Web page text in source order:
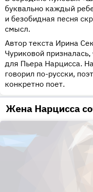
буквально каждый
и безобидная песня
смысл.
Автор текста Ирина
Чуриковой
для Пьера Нарцисса.
говорил по-русски,
конкретно поет.
Жена Нарцисса